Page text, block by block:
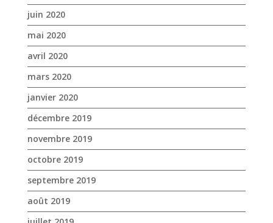
juin 2020
mai 2020
avril 2020
mars 2020
janvier 2020
décembre 2019
novembre 2019
octobre 2019
septembre 2019
août 2019